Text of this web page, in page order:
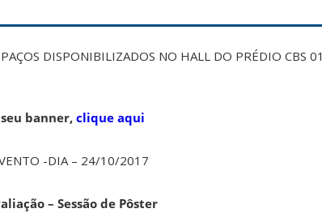
DISPONIBILIZADOS NO HALL DO PRÉDIO CBS 01
banner,clique aqui
-DIA – 24/10/2017
– Sessão de Pôster